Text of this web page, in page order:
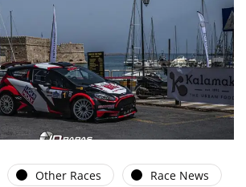
Other Races Race News